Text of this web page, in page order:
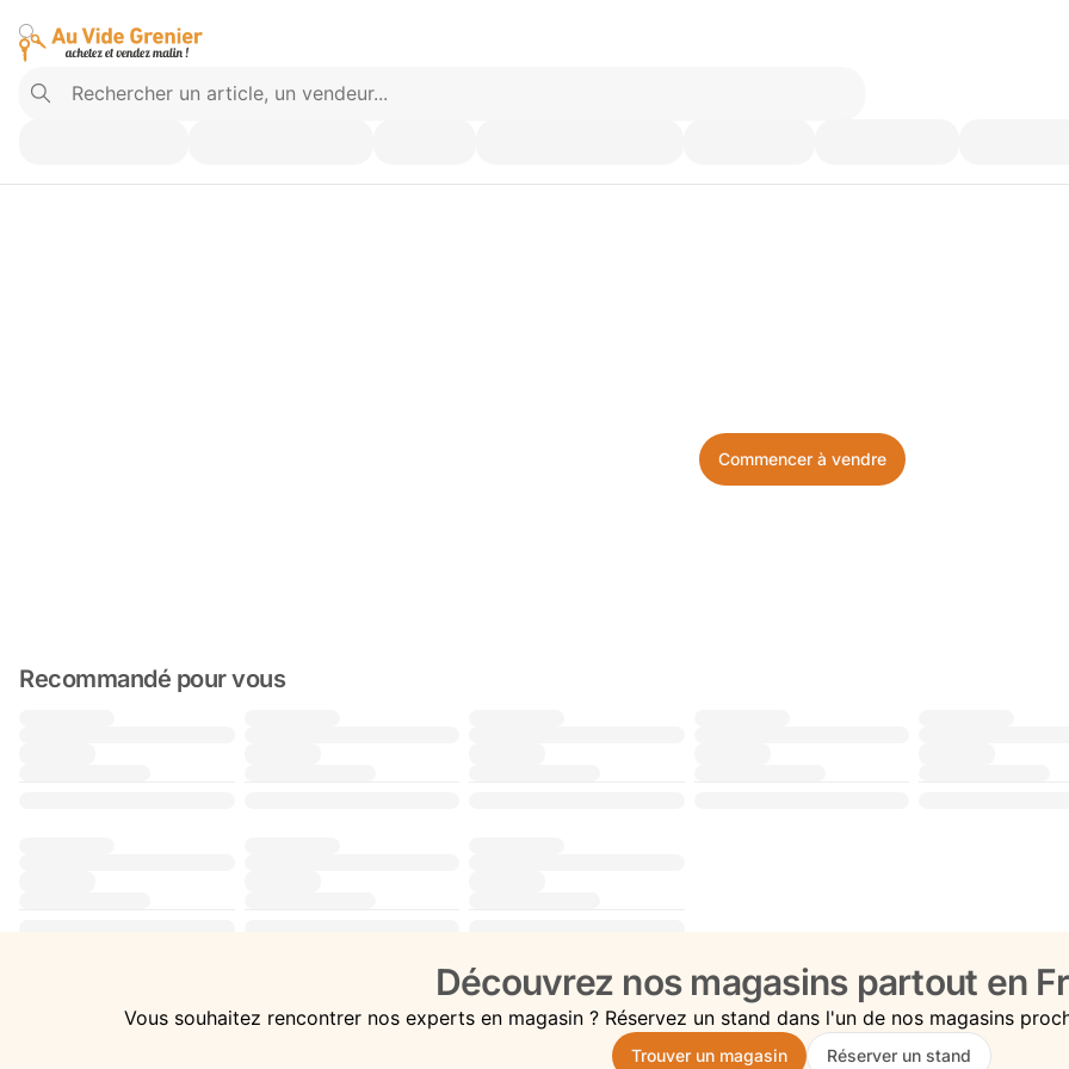
Commencer à vendre
Recommandé pour vous
Découvrez nos magasins partout en
Vous souhaitez rencontrer nos experts en magasin ? Réservez un stand dans l'un de nos magasins
Trouver un magasin Réserver un stand